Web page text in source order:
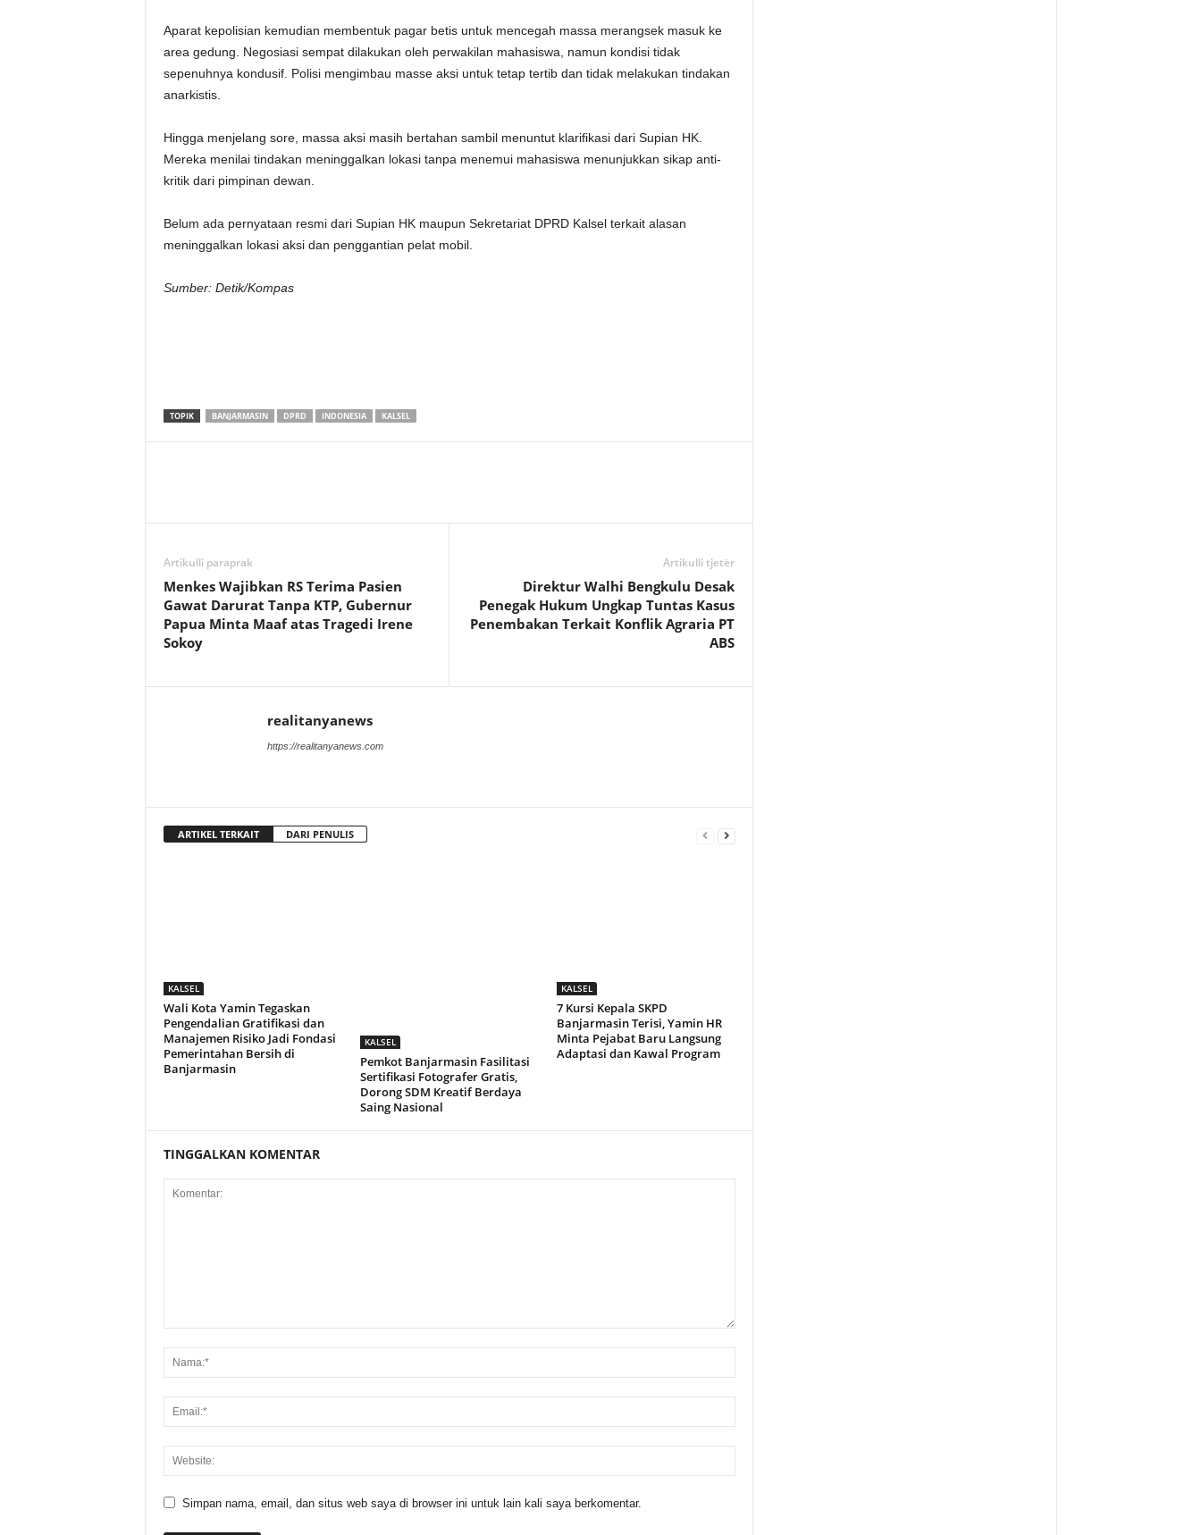
Aparat kepolisian kemudian membentuk pagar betis untuk mencegah massa merangsek masuk ke
area gedung. Negosiasi sempat dilakukan oleh perwakilan mahasiswa, namun kondisi tidak
sepenuhnya kondusif. Polisi mengimbau masse aksi untuk tetap tertib dan tidak melakukan tindakan
anarkistis.
Hingga menjelang sore, massa aksi masih bertahan sambil menuntut klarifikasi dari Supian HK.
Mereka menilai tindakan meninggalkan lokasi tanpa menemui mahasiswa menunjukkan sikap anti-
kritik dari pimpinan dewan.
Belum ada pernyataan resmi dari Supian HK maupun Sekretariat DPRD Kalsel terkait alasan
meninggalkan lokasi aksi dan penggantian pelat mobil.
Sumber: Detik/Kompas
TOPIK BANJARMASIN DPRD INDONESIA KALSEL
Artikulli paraprak
Menkes Wajibkan RS Terima Pasien
Gawat Darurat Tanpa KTP, Gubernur
Papua Minta Maaf atas Tragedi Irene
Sokoy
Artikulli tjetër
Direktur Walhi Bengkulu Desak
Penegak Hukum Ungkap Tuntas Kasus
Penembakan Terkait Konflik Agraria PT
ABS
realitanyanews
https://realitanyanews.com
ARTIKEL TERKAIT DARI PENULIS
KALSEL
Wali Kota Yamin Tegaskan
Pengendalian Gratifikasi dan
Manajemen Risiko Jadi Fondasi
Pemerintahan Bersih di
Banjarmasin
KALSEL
Pemkot Banjarmasin Fasilitasi
Sertifikasi Fotografer Gratis,
Dorong SDM Kreatif Berdaya
Saing Nasional
KALSEL
7 Kursi Kepala SKPD
Banjarmasin Terisi, Yamin HR
Minta Pejabat Baru Langsung
Adaptasi dan Kawal Program
TINGGALKAN KOMENTAR
Simpan nama, email, dan situs web saya di browser ini untuk lain kali saya berkomentar.